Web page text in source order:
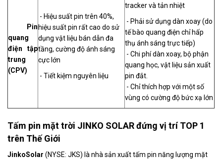
Pin
quang
điện tập
trung
(CPV)
- Hiệu suất pin trên 40%,
hiệu suất pin rất cao do sử
dụng vật liệu bán dẫn đa
tầng, cường độ ánh sáng
cực lớn
- Tiết kiệm nguyên liệu
tracker và tản nhiệt
- Phải sử dụng dàn xoay (do
tế bào quang điện chỉ hấp
thụ ánh sáng trực tiếp)
- Chi phí dàn xoay, bộ phận
quang học, vật liệu sản xuất
pin đắt.
- Chỉ thích hợp với một số
vùng có cường độ bức xạ lớn
Tấm pin mặt trời JINKO SOLAR đứng vị trí TOP 1
trên Thế Giới
JinkoSolar (NYSE: JKS) là nhà sản xuất tấm pin năng lượng mặt